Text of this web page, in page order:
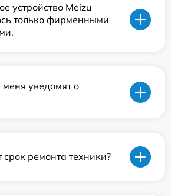
устройство Meizu
только фирменными
уведомят о
срок ремонта техники?